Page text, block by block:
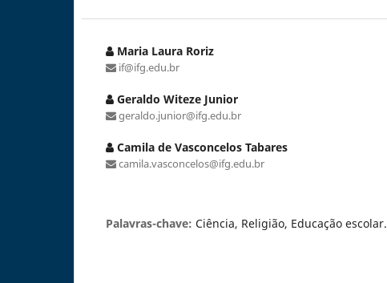
Maria Laura Roriz
if@ifg.edu.br
Geraldo Witeze Junior
geraldo.junior@ifg.edu.br
Camila de Vasconcelos Tabares
camila.vasconcelos@ifg.edu.br
Palavras-chave: Ciência, Religião, Educação escolar.